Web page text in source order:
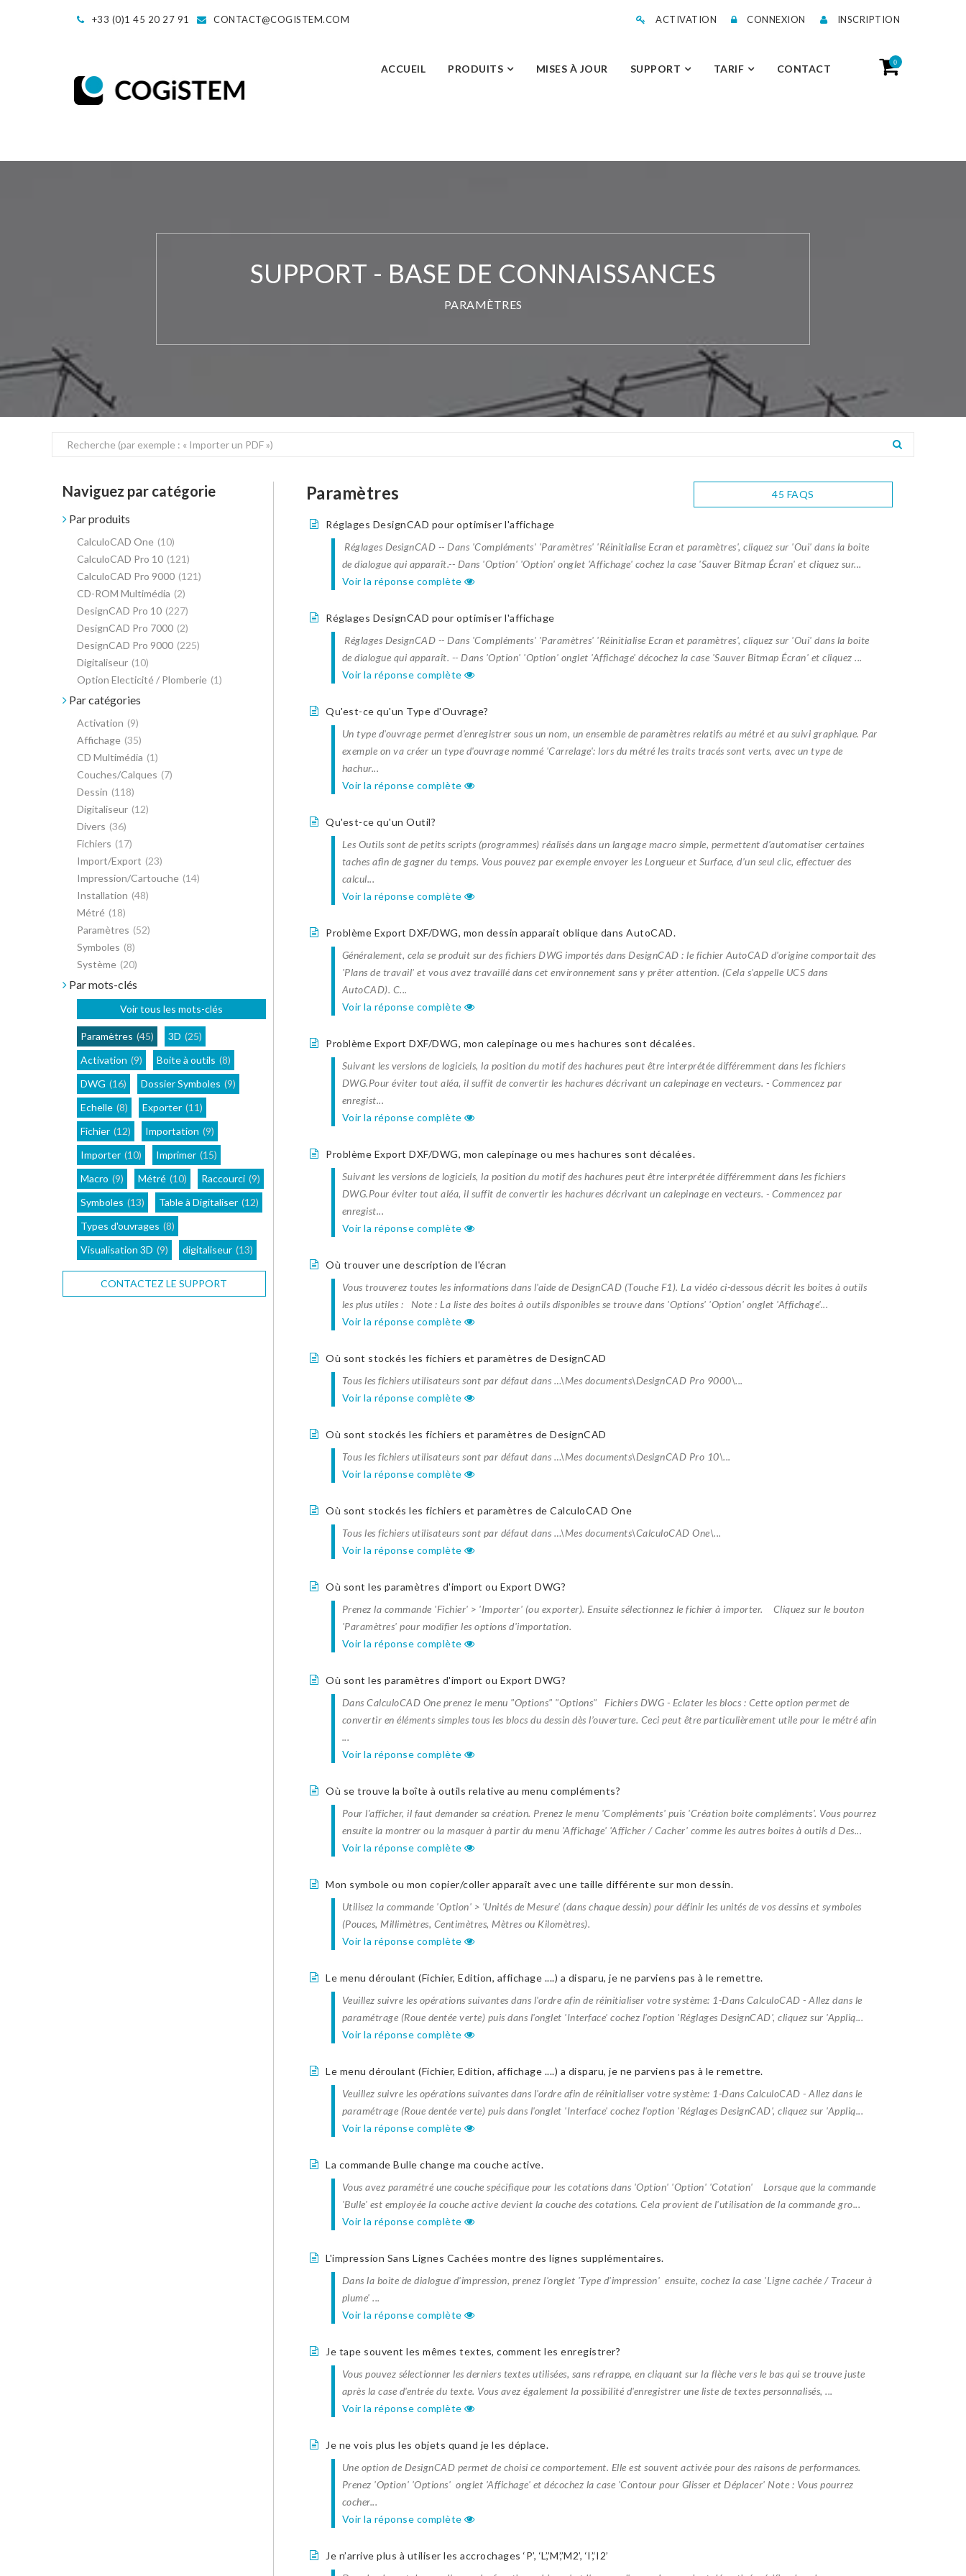
+33 (0)1 45 20 27 91 CONTACT@COGISTEM.COM ACTIVATION CONNEXION INSCRIPTION
ACCUEIL PRODUITS MISES À JOUR SUPPORT TARIF CONTACT
0
SUPPORT - BASE DE CONNAISSANCES
PARAMÈTRES
Naviguez par catégorie
Par produits
CalculoCAD One (10)
CalculoCAD Pro 10 (121)
CalculoCAD Pro 9000 (121)
CD-ROM Multimédia (2)
DesignCAD Pro 10 (227)
DesignCAD Pro 7000 (2)
DesignCAD Pro 9000 (225)
Digitaliseur (10)
Option Electicité / Plomberie (1)
Par catégories
Activation (9)
Affichage (35)
CD Multimédia (1)
Couches/Calques (7)
Dessin (118)
Digitaliseur (12)
Divers (36)
Fichiers (17)
Import/Export (23)
Impression/Cartouche (14)
Installation (48)
Métré (18)
Paramètres (52)
Symboles (8)
Système (20)
Par mots-clés
Voir tous les mots-clés
Paramètres (45) 3D (25)
Activation (9) Boite à outils (8)
DWG (16) Dossier Symboles (9)
Echelle (8) Exporter (11)
Fichier (12) Importation (9)
Importer (10) Imprimer (15)
Macro (9) Métré (10) Raccourci (9)
Symboles (13) Table à Digitaliser (12)
Types d'ouvrages (8)
Visualisation 3D (9) digitaliseur (13)
CONTACTEZ LE SUPPORT
Paramètres 45 FAQS
Réglages DesignCAD pour optimiser l'affichage
Réglages DesignCAD -- Dans 'Compléments' 'Paramètres' 'Réinitialise Ecran et paramètres', cliquez sur 'Oui' dans la boite
de dialogue qui apparaît.-- Dans 'Option' 'Option' onglet 'Affichage' cochez la case 'Sauver Bitmap Écran' et cliquez sur...
Voir la réponse complète
Réglages DesignCAD pour optimiser l'affichage
Réglages DesignCAD -- Dans 'Compléments' 'Paramètres' 'Réinitialise Ecran et paramètres', cliquez sur 'Oui' dans la boite
de dialogue qui apparaît. -- Dans 'Option' 'Option' onglet 'Affichage' décochez la case 'Sauver Bitmap Écran' et cliquez ...
Voir la réponse complète
Qu'est-ce qu'un Type d'Ouvrage?
Un type d'ouvrage permet d'enregistrer sous un nom, un ensemble de paramètres relatifs au métré et au suivi graphique. Par
exemple on va créer un type d'ouvrage nommé 'Carrelage': lors du métré les traits tracés sont verts, avec un type de
hachur...
Voir la réponse complète
Qu'est-ce qu'un Outil?
Les Outils sont de petits scripts (programmes) réalisés dans un langage macro simple, permettent d’automatiser certaines
taches afin de gagner du temps. Vous pouvez par exemple envoyer les Longueur et Surface, d’un seul clic, effectuer des
calcul...
Voir la réponse complète
Problème Export DXF/DWG, mon dessin apparait oblique dans AutoCAD.
Généralement, cela se produit sur des fichiers DWG importés dans DesignCAD : le fichier AutoCAD d'origine comportait des
'Plans de travail' et vous avez travaillé dans cet environnement sans y prêter attention. (Cela s'appelle UCS dans
AutoCAD). C...
Voir la réponse complète
Problème Export DXF/DWG, mon calepinage ou mes hachures sont décalées.
Suivant les versions de logiciels, la position du motif des hachures peut être interprétée différemment dans les fichiers
DWG.Pour éviter tout aléa, il suffit de convertir les hachures décrivant un calepinage en vecteurs. - Commencez par
enregist...
Voir la réponse complète
Problème Export DXF/DWG, mon calepinage ou mes hachures sont décalées.
Suivant les versions de logiciels, la position du motif des hachures peut être interprétée différemment dans les fichiers
DWG.Pour éviter tout aléa, il suffit de convertir les hachures décrivant un calepinage en vecteurs. - Commencez par
enregist...
Voir la réponse complète
Où trouver une description de l'écran
Vous trouverez toutes les informations dans l'aide de DesignCAD (Touche F1). La vidéo ci-dessous décrit les boites à outils
les plus utiles : Note : La liste des boites à outils disponibles se trouve dans 'Options' 'Option' onglet 'Affichage'...
Voir la réponse complète
Où sont stockés les fichiers et paramètres de DesignCAD
Tous les fichiers utilisateurs sont par défaut dans …\Mes documents\DesignCAD Pro 9000\...
Voir la réponse complète
Où sont stockés les fichiers et paramètres de DesignCAD
Tous les fichiers utilisateurs sont par défaut dans …\Mes documents\DesignCAD Pro 10\...
Voir la réponse complète
Où sont stockés les fichiers et paramètres de CalculoCAD One
Tous les fichiers utilisateurs sont par défaut dans …\Mes documents\CalculoCAD One\...
Voir la réponse complète
Où sont les paramètres d'import ou Export DWG?
Prenez la commande 'Fichier' > 'Importer' (ou exporter). Ensuite sélectionnez le fichier à importer. Cliquez sur le bouton
'Paramètres' pour modifier les options d'importation.
Voir la réponse complète
Où sont les paramètres d'import ou Export DWG?
Dans CalculoCAD One prenez le menu "Options" "Options" Fichiers DWG - Eclater les blocs : Cette option permet de
convertir en éléments simples tous les blocs du dessin dès l’ouverture. Ceci peut être particulièrement utile pour le métré afin
...
Voir la réponse complète
Où se trouve la boîte à outils relative au menu compléments?
Pour l'afficher, il faut demander sa création. Prenez le menu 'Compléments' puis 'Création boite compléments'. Vous pourrez
ensuite la montrer ou la masquer à partir du menu 'Affichage' 'Afficher / Cacher' comme les autres boites à outils d Des...
Voir la réponse complète
Mon symbole ou mon copier/coller apparaît avec une taille différente sur mon dessin.
Utilisez la commande 'Option' > 'Unités de Mesure' (dans chaque dessin) pour définir les unités de vos dessins et symboles
(Pouces, Millimètres, Centimètres, Mètres ou Kilomètres).
Voir la réponse complète
Le menu déroulant (Fichier, Edition, affichage ....) a disparu, je ne parviens pas à le remettre.
Veuillez suivre les opérations suivantes dans l'ordre afin de réinitialiser votre système: 1-Dans CalculoCAD - Allez dans le
paramétrage (Roue dentée verte) puis dans l'onglet 'Interface' cochez l'option 'Réglages DesignCAD', cliquez sur 'Appliq...
Voir la réponse complète
Le menu déroulant (Fichier, Edition, affichage ....) a disparu, je ne parviens pas à le remettre.
Veuillez suivre les opérations suivantes dans l'ordre afin de réinitialiser votre système: 1-Dans CalculoCAD - Allez dans le
paramétrage (Roue dentée verte) puis dans l'onglet 'Interface' cochez l'option 'Réglages DesignCAD', cliquez sur 'Appliq...
Voir la réponse complète
La commande Bulle change ma couche active.
Vous avez paramétré une couche spécifique pour les cotations dans 'Option' 'Option' 'Cotation' Lorsque que la commande
'Bulle' est employée la couche active devient la couche des cotations. Cela provient de l'utilisation de la commande gro...
Voir la réponse complète
L'impression Sans Lignes Cachées montre des lignes supplémentaires.
Dans la boite de dialogue d'impression, prenez l'onglet 'Type d'impression' ensuite, cochez la case 'Ligne cachée / Traceur à
plume' ...
Voir la réponse complète
Je tape souvent les mêmes textes, comment les enregistrer?
Vous pouvez sélectionner les derniers textes utilisées, sans refrappe, en cliquant sur la flèche vers le bas qui se trouve juste
après la case d'entrée du texte. Vous avez également la possibilité d'enregistrer une liste de textes personnalisés, ...
Voir la réponse complète
Je ne vois plus les objets quand je les déplace.
Une option de DesignCAD permet de choisi ce comportement. Elle est souvent activée pour des raisons de performances.
Prenez 'Option' 'Options' onglet 'Affichage' et décochez la case 'Contour pour Glisser et Déplacer' Note : Vous pourrez
cocher...
Voir la réponse complète
Je n’arrive plus à utiliser les accrochages ‘P’, ‘L’,’M’,’M2’, ‘I’,‘I2’